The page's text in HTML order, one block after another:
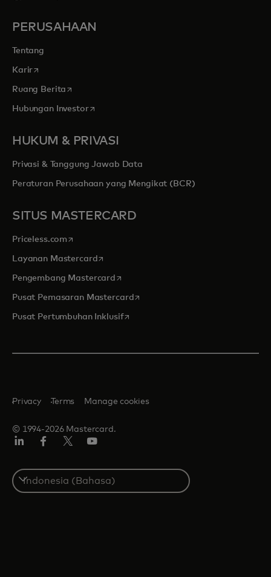
PERUSAHAAN
Tentang
Kariropens in a new tab
Ruang Berita opens in a new tab
Hubungan Investoropens in a new tab
HUKUM & PRIVASI
Privasi & Tanggung Jawab Data
Peraturan Perusahaan yang Mengikat (BCR)
SITUS MASTERCARD
Priceless.com opens in a new tab
Layanan Mastercardopens in a new tab
Pengembang Mastercard opens in a new tab
Pusat Pemasaran Mastercardopens in a new tab
Pusat Pertumbuhan Inklusifopens in a new tab
© 1994-2026 Mastercard.
Privacy Terms Manage cookies
Select
a
country